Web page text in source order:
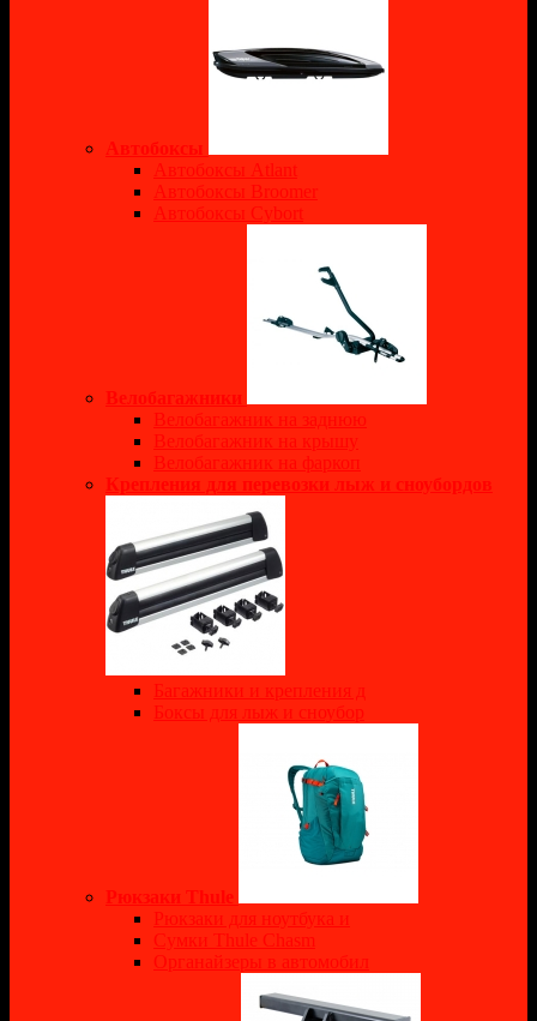
Автобоксы
Автобоксы Atlant
Автобоксы Broomer
Автобоксы Cybort
Велобагажники
Велобагажник на заднюю
Велобагажник на крышу
Велобагажник на фаркоп
Крепления для перевозки лыж и сноубордов
Багажники и крепления д
Боксы для лыж и сноубор
Рюкзаки Thule
Рюкзаки для ноутбука и
Сумки Thule Chasm
Органайзеры в автомобил